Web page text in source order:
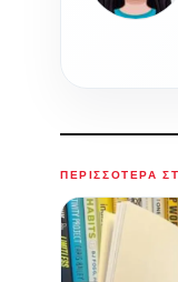
ΠΕΡΙΣΣΌΤΕΡΑ